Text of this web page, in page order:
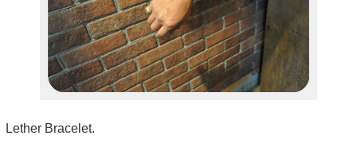
Lether Bracelet.